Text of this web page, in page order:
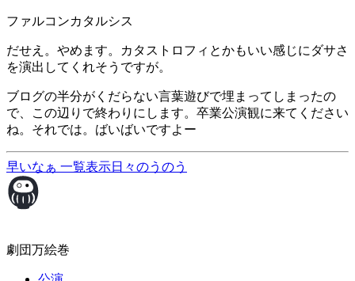
ファルコンカタルシス
だせえ。やめます。カタストロフィとかもいい感じにダサさ
を演出してくれそうですが。
ブログの半分がくだらない言葉遊びで埋まってしまったの
で、この辺りで終わりにします。卒業公演観に来てください
ね。それでは。ばいばいですよー
早いなぁ 一覧表示日々のうのう
劇団万絵巻